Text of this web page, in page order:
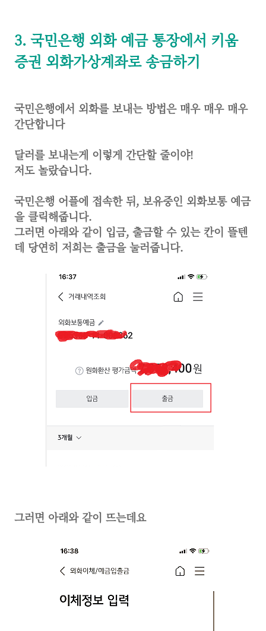
3. 국민은행 외화 예금 통장에서 키움
증권 외화가상계좌로 송금하기
국민은행에서 외화를 보내는 방법은 매우 매우 매우
간단합니다
달러를 보내는게 이렇게 간단할 줄이야!
저도 놀랐습니다.
국민은행 어플에 접속한 뒤, 보유중인 외화보통 예금
을 클릭해줍니다.
그러면 아래와 같이 입금, 출금할 수 있는 칸이 뜰텐
데 당연히 저희는 출금을 눌러줍니다.
그러면 아래와 같이 뜨는데요